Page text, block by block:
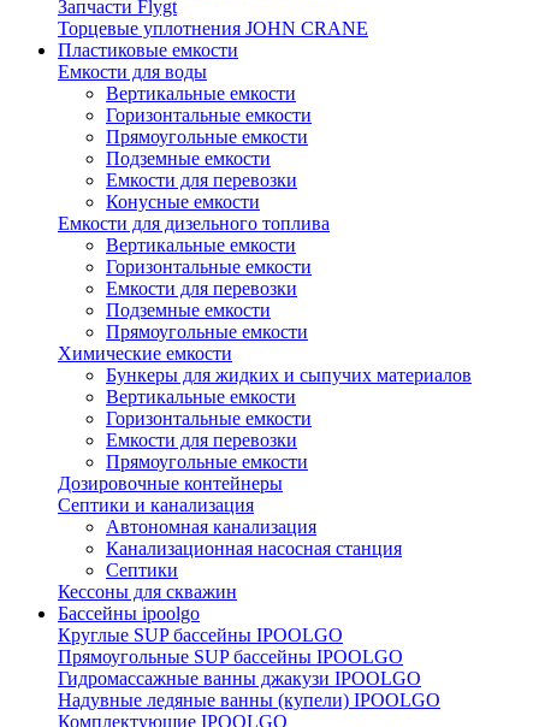
Запчасти Flygt
Торцевые уплотнения JOHN CRANE
Пластиковые емкости
Емкости для воды
Вертикальные емкости
Горизонтальные емкости
Прямоугольные емкости
Подземные емкости
Емкости для перевозки
Конусные емкости
Емкости для дизельного топлива
Вертикальные емкости
Горизонтальные емкости
Емкости для перевозки
Подземные емкости
Прямоугольные емкости
Химические емкости
Бункеры для жидких и сыпучих материалов
Вертикальные емкости
Горизонтальные емкости
Емкости для перевозки
Прямоугольные емкости
Дозировочные контейнеры
Септики и канализация
Автономная канализация
Канализационная насосная станция
Септики
Кессоны для скважин
Бассейны ipoolgo
Круглые SUP бассейны IPOOLGO
Прямоугольные SUP бассейны IPOOLGO
Гидромассажные ванны джакузи IPOOLGO
Надувные ледяные ванны (купели) IPOOLGO
Комплектующие IPOOLGO